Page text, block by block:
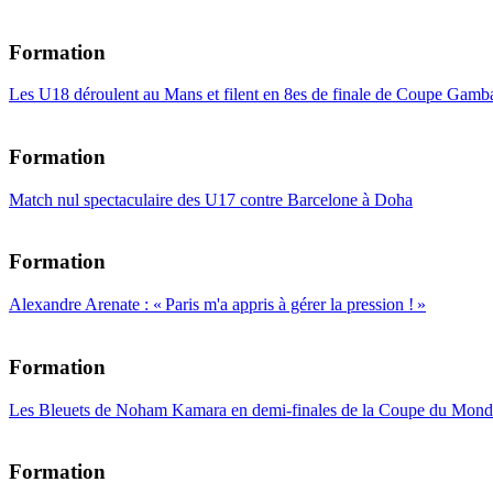
Formation
Les U18 déroulent au Mans et filent en 8es de finale de Coupe
Formation
Match nul spectaculaire des U17 contre Barcelone à Doha
Formation
Alexandre Arenate : « Paris m'a appris à gérer la pression ! »
Formation
Les Bleuets de Noham Kamara en demi-finales de la Coupe du
Formation